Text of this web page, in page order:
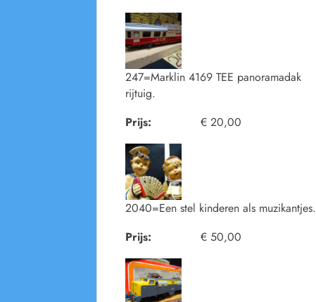
247=Marklin 4169 TEE panoramadak
rijtuig.
Prijs:
€ 20,00
2040=Een stel kinderen als muzikantjes.
Prijs:
€ 50,00